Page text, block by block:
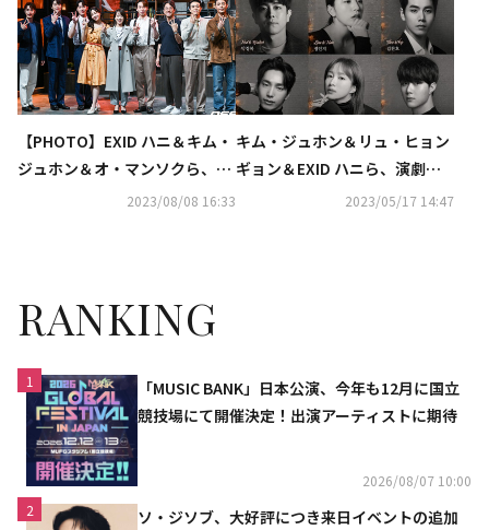
【PHOTO】EXID ハニ＆キム・
ジュホン＆オ・マンソクら、演
劇「3日間の雨」のプレスコー
2023/08/08 16:33
キム・ジュホン＆リュ・ヒョン
ギョン＆EXID ハニら、演劇「3
日間の雨」に出演決定！6年ぶ
2023/05/17 14:47
RANKING
1
「MUSIC BANK」日本公演、今年も12月に国立
競技場にて開催決定！出演アーティストに期待
2026/08/07 10:00
2
ソ・ジソブ、大好評につき来日イベントの追加